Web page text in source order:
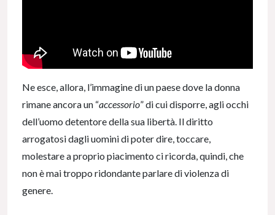
Ne esce, allora, l’immagine di un paese dove la donna
rimane ancora un “accessorio” di cui disporre, agli occhi
dell’uomo detentore della sua libertà. Il diritto
arrogatosi dagli uomini di poter dire, toccare,
molestare a proprio piacimento ci ricorda, quindi, che
non è mai troppo ridondante parlare di violenza di
genere.